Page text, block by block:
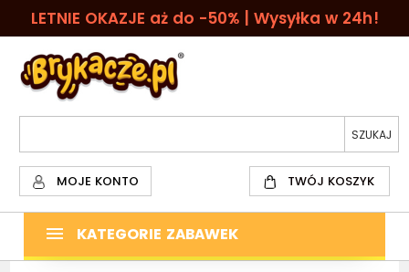
LETNIE OKAZJE aż do -50% | Wysyłka w 24h!
MOJE KONTO TWÓJ KOSZYK
KATEGORIE ZABAWEK